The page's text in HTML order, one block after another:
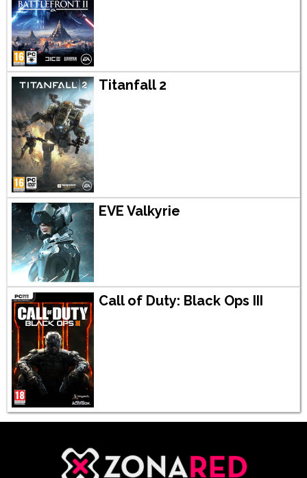
Titanfall 2
EVE Valkyrie
Call of Duty: Black Ops III